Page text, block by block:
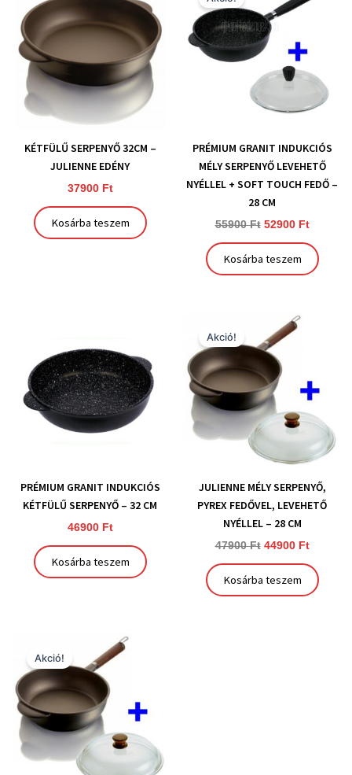
KÉTFÜLŰ SERPENYŐ 32CM –
JULIENNE EDÉNY
37900 Ft
Kosárba teszem
PRÉMIUM GRANIT INDUKCIÓS
MÉLY SERPENYŐ LEVEHETŐ
NYÉLLEL + SOFT TOUCH FEDŐ –
28 CM
55900Ft
was:
55900 Ft.
52900 Ft
Kosárba teszem
PRÉMIUM GRANIT INDUKCIÓS
KÉTFÜLŰ SERPENYŐ – 32 CM
46900 Ft
Kosárba teszem
Akció!
JULIENNE MÉLY SERPENYŐ,
PYREX FEDŐVEL, LEVEHETŐ
NYÉLLEL – 28 CM
47900Ft
Original
price
was:
47900 Ft.
44900 Ft
Kosárba teszem
Akció!
Original
price
was:
42900 Ft.